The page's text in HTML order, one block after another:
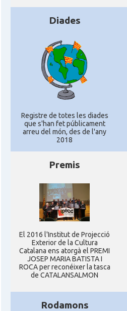
Diades
Registre de totes les diades
que s'han fet públicament
arreu del món, des de l'any
2018
Premis
El 2016 l'Institut de Projecció
Exterior de la Cultura
Catalana ens atorgà el PREMI
JOSEP MARIA BATISTA I
ROCA per reconéixer la tasca
de CATALANSALMON
Rodamons